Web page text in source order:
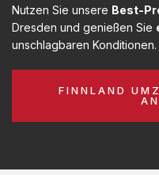
Nutzen Sie unsere Best-
Dresden und genießen Sie
unschlagbaren Konditionen.
FINNLAND